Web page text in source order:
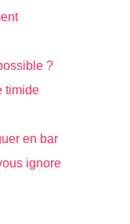
?
timide
en bar
ignore